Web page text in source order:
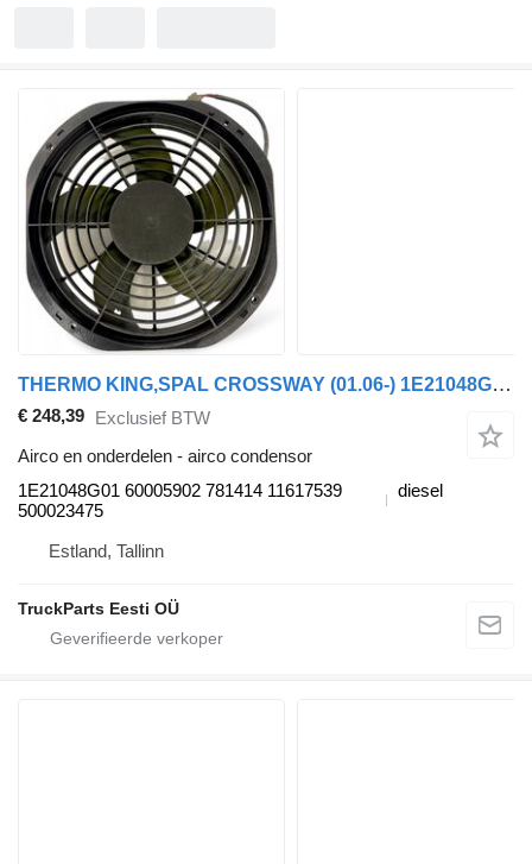
THERMO KING,SPAL CROSSWAY (01.06-) 1E21048G01 airco condensor voor Irisbus Arway, Crossway, Crealis, Magelys, Proway, Daily Tourys (2006-)
€ 248,39 Exclusief BTW
Airco en onderdelen - airco condensor
1E21048G01 60005902 781414 11617539
500023475
diesel
Estland, Tallinn
TruckParts Eesti OÜ